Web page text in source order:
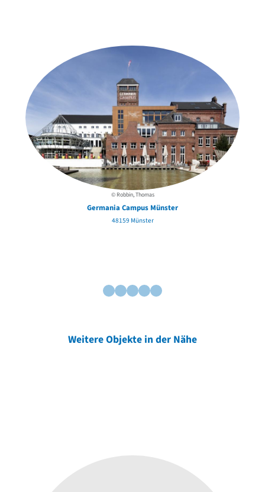
© Robbin, Thomas
Germania Campus Münster
48159 Münster
Weitere Objekte in der Nähe